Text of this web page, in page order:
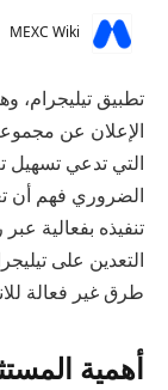
MEXC Wiki
تطبيق تيليجرام،
الإعلان عن
التي تدعي تسهيل
الضروري فهم أن
تنفيذه بفعالية
التعدين على
طرق غير فعالة
أهمية